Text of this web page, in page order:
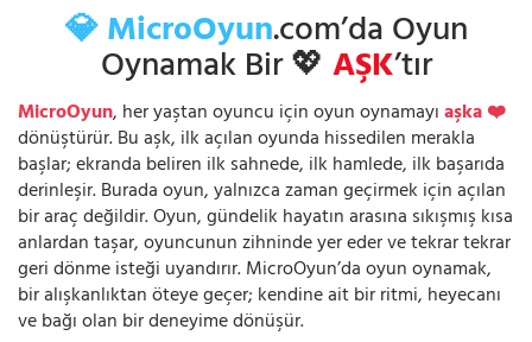
💎 MicroOyun.com’da Oyun
Oynamak Bir 💖AŞK’tır
MicroOyun, her yaştan oyuncu için oyun oynamayıaşka ❤️
dönüştürür. Bu aşk, ilk açılan oyunda hissedilen merakla
başlar; ekranda beliren ilk sahnede, ilk hamlede, ilk başarıda
derinleşir. Burada oyun, yalnızca zaman geçirmek için açılan
bir araç değildir. Oyun, gündelik hayatın arasına sıkışmış kısa
anlardan taşar, oyuncunun zihninde yer eder ve tekrar tekrar
geri dönme isteği uyandırır. MicroOyun’da oyun oynamak,
bir alışkanlıktan öteye geçer; kendine ait bir ritmi, heyecanı
ve bağı olan bir deneyime dönüşür.